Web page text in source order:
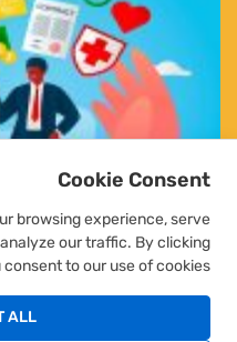
Cookie Consent
browsing experience, serve
our traffic. By clicking
to our use of cookies.
ALL